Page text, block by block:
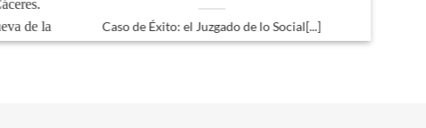
Caso de Éxito: el Juzgado de lo Social[...]